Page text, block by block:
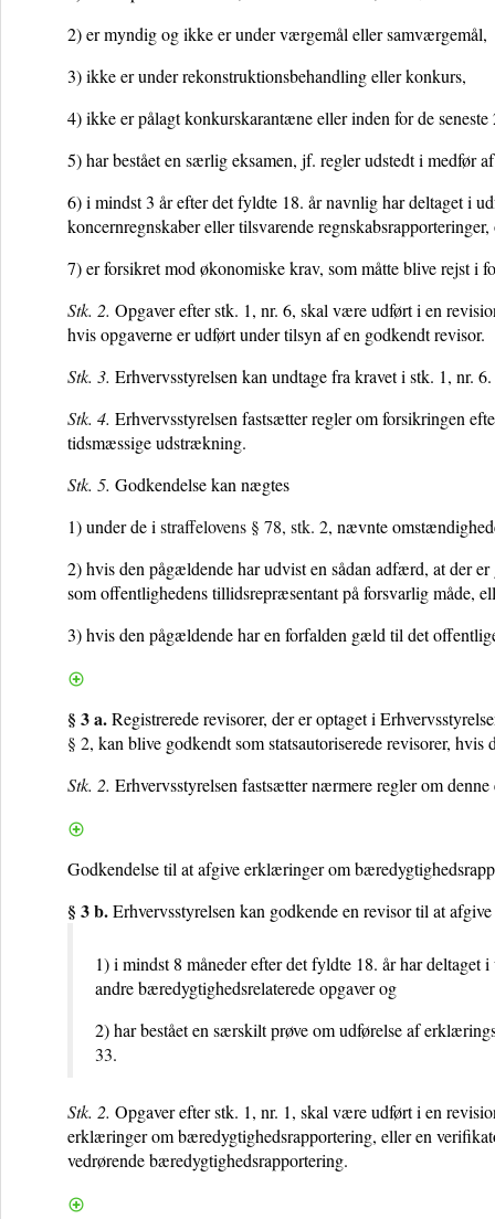
2) er myndig og ikke er under værgemål eller samværgemål,
3) ikke er under rekonstruktionsbehandling eller konkurs,
4) ikke er pålagt konkurskarantæne eller inden for de
5) har bestået en særlig eksamen, jf. regler udstedt i medfør
6) i mindst 3 år efter det fyldte 18. år navnlig har deltaget i
koncernregnskaber eller tilsvarende regnskabsrapporteringer,
7) er forsikret mod økonomiske krav, som måtte blive rejst i
Stk. 2. Opgaver efter stk. 1, nr. 6, skal være udført i en
hvis opgaverne er udført under tilsyn af en godkendt revisor.
Stk. 3. Erhvervsstyrelsen kan undtage fra kravet i stk. 1, nr. 6.
Stk. 4. Erhvervsstyrelsen fastsætter regler om forsikringen
tidsmæssige udstrækning.
Stk. 5. Godkendelse kan nægtes
1) under de i straffelovens § 78, stk. 2, nævnte
2) hvis den pågældende har udvist en sådan adfærd, at der
som offentlighedens tillidsrepræsentant på forsvarlig måde,
3) hvis den pågældende har en forfalden gæld til det
§ 3 a.Registrerede revisorer, der er optaget i
§ 2, kan blive godkendt som statsautoriserede revisorer, hvis
Stk. 2. Erhvervsstyrelsen fastsætter nærmere regler om
Godkendelse til at afgive erklæringer om
§ 3 b.Erhvervsstyrelsen kan godkende en revisor til at
1) i mindst 8 måneder efter det fyldte 18. år har
andre bæredygtighedsrelaterede opgaver og
2) har bestået en særskilt prøve om udførelse af
33.
Stk. 2. Opgaver efter stk. 1, nr. 1, skal være udført i en
erklæringer om bæredygtighedsrapportering, eller en
vedrørende bæredygtighedsrapportering.